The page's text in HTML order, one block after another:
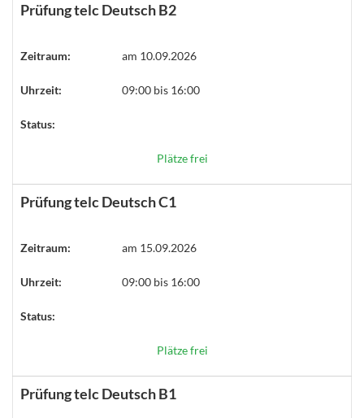
Prüfung telc Deutsch B2
Zeitraum: am 10.09.2026
Uhrzeit: 09:00 bis 16:00
Status:
Plätze frei
Prüfung telc Deutsch C1
Zeitraum: am 15.09.2026
Uhrzeit: 09:00 bis 16:00
Status:
Plätze frei
Prüfung telc Deutsch B1